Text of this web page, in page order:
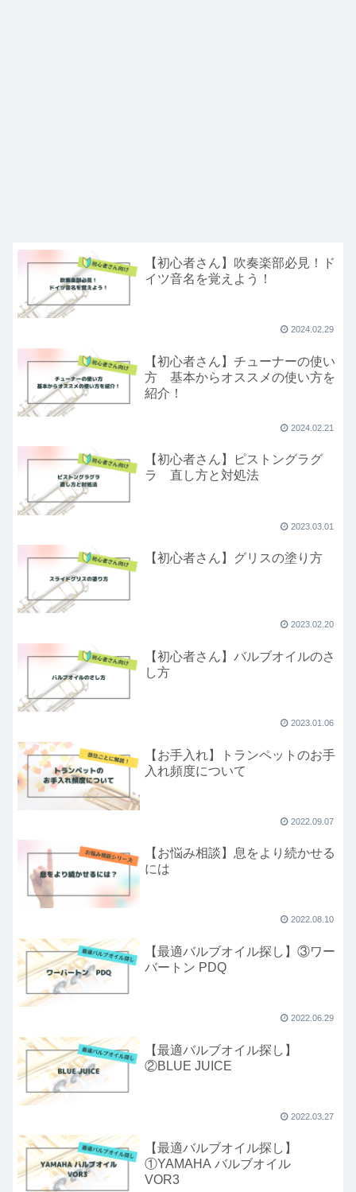
【初心者さん】吹奏楽部必見！ド
イツ音名を覚えよう！
2024.02.29
【初心者さん】チューナーの使い
方 基本からオススメの使い方を
紹介！
2024.02.21
【初心者さん】ピストングラグ
ラ 直し方と対処法
2023.03.01
【初心者さん】グリスの塗り方
2023.02.20
【初心者さん】バルブオイルのさ
し方
2023.01.06
【お手入れ】トランペットのお手
入れ頻度について
2022.09.07
【お悩み相談】息をより続かせる
には
2022.08.10
【最適バルブオイル探し】③ワー
バートン PDQ
2022.06.29
【最適バルブオイル探し】
②BLUE JUICE
2022.03.27
【最適バルブオイル探し】
①YAMAHA バルブオイル
VOR3